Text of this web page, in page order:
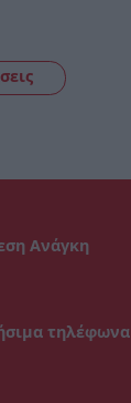
Ανάγκη
τηλέφωνα